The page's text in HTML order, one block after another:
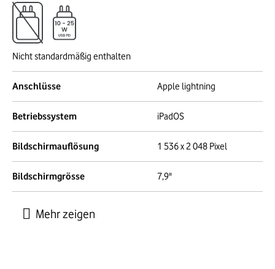
Nicht standardmäßig enthalten
Anschlüsse Apple lightning
Betriebssystem iPadOS
Bildschirmauflösung 1 536 x 2 048 Pixel
Bildschirmgrösse 7,9"